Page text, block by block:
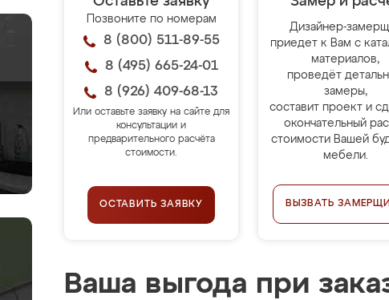
Позвоните по номерам
8 (800) 511-89-55
8 (495) 665-24-01
8 (926) 409-68-13
Или оставьте заявку на сайте для
консультации и
предварительного расчёта
стоимости.
ОСТАВИТЬ ЗАЯВКУ
Дизайнер-
приедет к Вам с
материалов,
проведёт
замеры,
составит проект и
окончательный
стоимости Вашей
мебели.
ВЫЗВАТЬ
Ваша выгода при